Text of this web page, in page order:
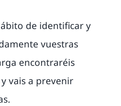
de identificar y
vuestras
encontraréis
vais a prevenir